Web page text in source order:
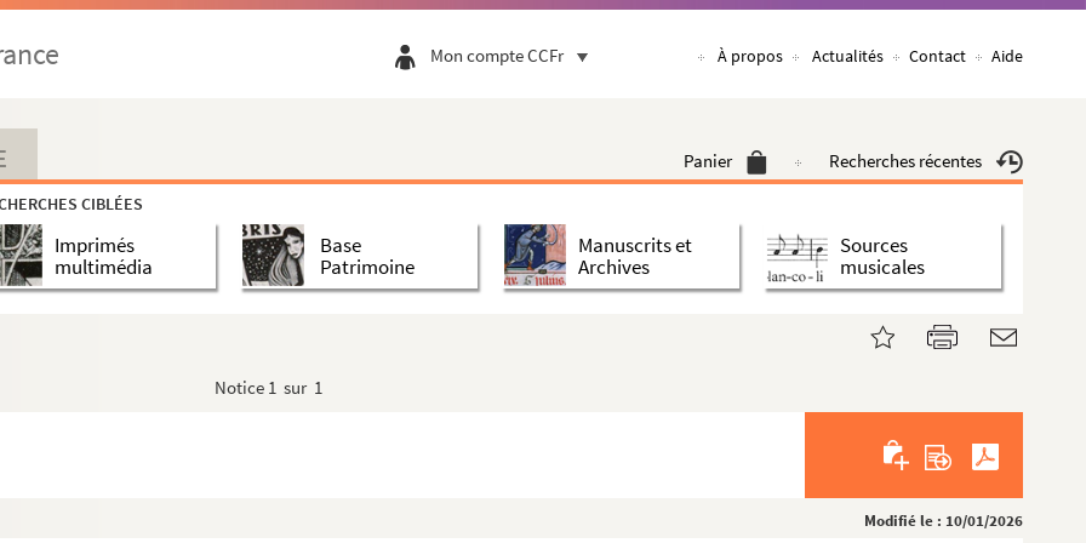
Mon compte CCFr À propos Actualités Contact Aide
Panier Recherches récentes
CIBLÉES
Imprimés
multimédia
Base
Patrimoine
Manuscrits et
Archives
Sources
musicales
Notice 1 sur 1
Modifié le : 10/01/2026